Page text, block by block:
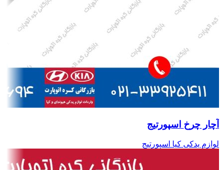
آچار چرخ اسپورتیج
لوازم یدکی کیا اسپورتیج